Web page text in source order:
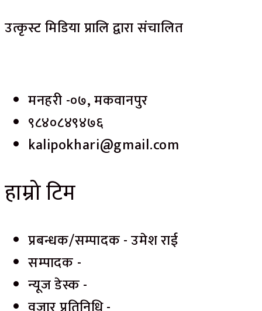
उत्कृस्ट मिडिया प्रालि द्वारा संचालित
मनहरी -०७, मकवानपुर
९८४०८४९४७६
kalipokhari@gmail.com
हाम्रो टिम
प्रबन्धक/सम्पादक - उमेश राई
सम्पादक -
न्यूज डेस्क -